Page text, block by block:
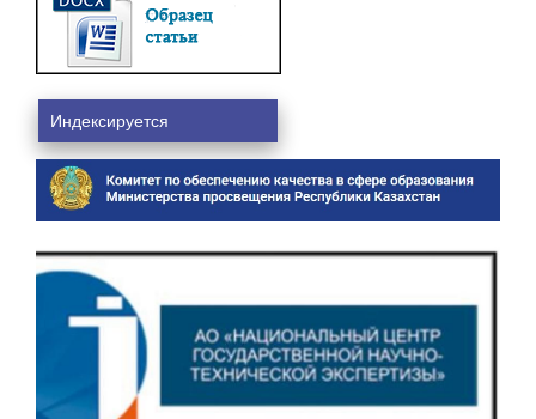
Индексируется